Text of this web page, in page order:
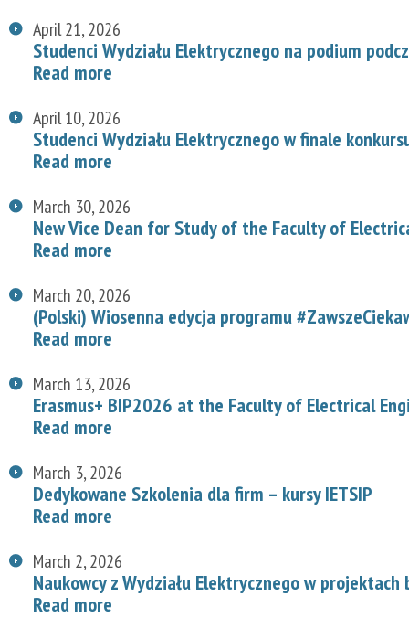
April 21, 2026
Studenci Wydziału Elektrycznego na podium
Read more
April 10, 2026
Studenci Wydziału Elektrycznego w finale
Read more
March 30, 2026
New Vice Dean for Study of the Faculty of
Read more
March 20, 2026
(Polski) Wiosenna edycja programu
Read more
March 13, 2026
Erasmus+ BIP2026 at the Faculty of Electrical
Read more
March 3, 2026
Dedykowane Szkolenia dla firm – kursy IETSIP
Read more
March 2, 2026
Naukowcy z Wydziału Elektrycznego w projektach
Read more